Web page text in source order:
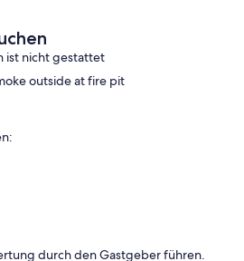
ist nicht gestattet
outside at fire pit
durch den Gastgeber führen.